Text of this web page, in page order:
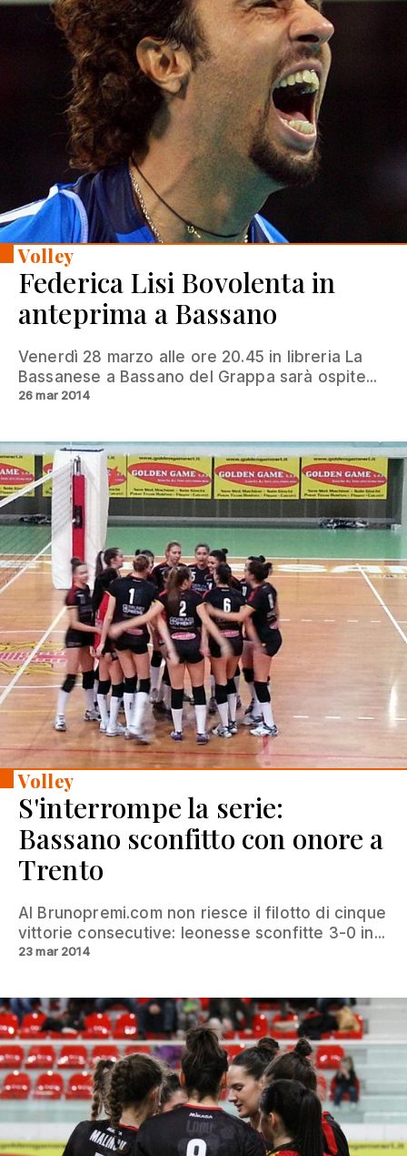
Volley
Federica Lisi Bovolenta in
anteprima a Bassano
Venerdì 28 marzo alle ore 20.45 in libreria La
Bassanese a Bassano del Grappa sarà ospite...
26 mar 2014
Volley
S'interrompe la serie:
Bassano sconfitto con onore a
Trento
Al Brunopremi.com non riesce il filotto di cinque
vittorie consecutive: leonesse sconfitte 3-0 in...
23 mar 2014